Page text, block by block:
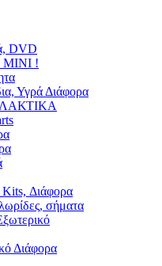
DVD
MINI !
Υγρά Διάφορα
Διάφορα
σήματα
Διάφορα